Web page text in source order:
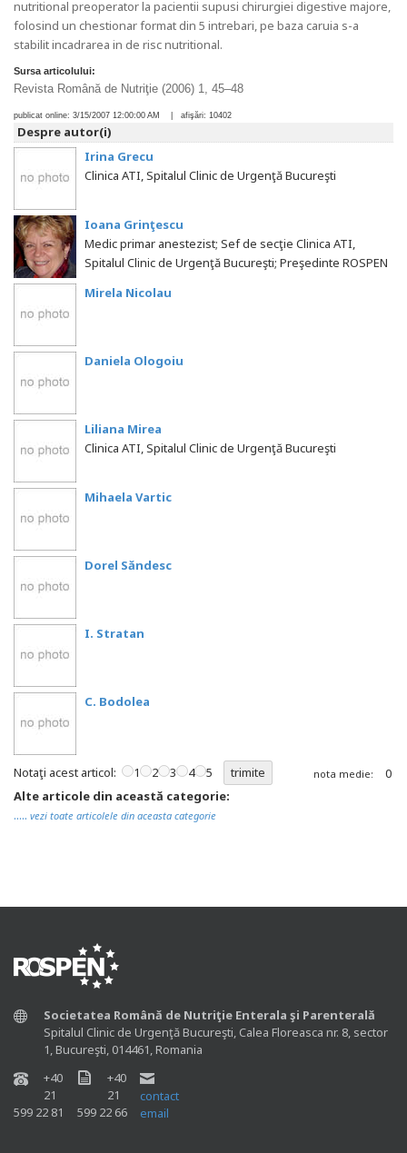
nutritional preoperator la pacientii supusi chirurgiei digestive majore,
folosind un chestionar format din 5 intrebari, pe baza caruia s-a
stabilit incadrarea in de risc nutritional.
Sursa articolului:
Revista Română de Nutriţie (2006) 1, 45–48
publicat online: 3/15/2007 12:00:00 AM | afişări: 10402
Despre autor(i)
Irina Grecu
Clinica ATI, Spitalul Clinic de Urgenţă Bucureşti
Ioana Grinţescu
Medic primar anestezist; Sef de secţie Clinica ATI,
Spitalul Clinic de Urgenţă Bucureşti; Preşedinte ROSPEN
Mirela Nicolau
Daniela Ologoiu
Liliana Mirea
Clinica ATI, Spitalul Clinic de Urgenţă Bucureşti
Mihaela Vartic
Dorel Săndesc
I. Stratan
C. Bodolea
Notaţi acest articol: 1 2 3 4 5 nota medie:
0
Alte articole din această categorie:
..... vezi toate articolele din aceasta categorie
Societatea Română de Nutriţie Enterala şi Parenterală
Spitalul Clinic de Urgenţă Bucureşti, Calea Floreasca nr. 8, sector
1, Bucureşti, 014461, Romania
+40
21
599 22 81
+40
21
599 22 66
contact
email